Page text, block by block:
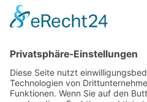
Blaulicht-Meile
Politik- & Europa-Meile
Festumzug
Service
Hinweise für Anwohner
Touristinformation
Anfahrt